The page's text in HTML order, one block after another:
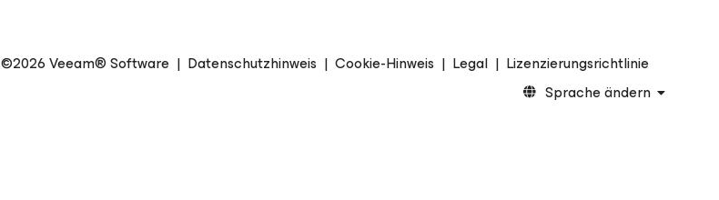
©2026 Veeam® Software | Datenschutzhinweis | Cookie-Hinweis | Legal | Lizenzierungsrichtlinie
Sprache ändern